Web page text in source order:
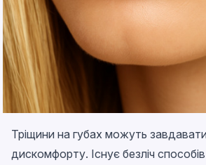
Тріщини на губах можуть
дискомфорту. Існує безліч способів